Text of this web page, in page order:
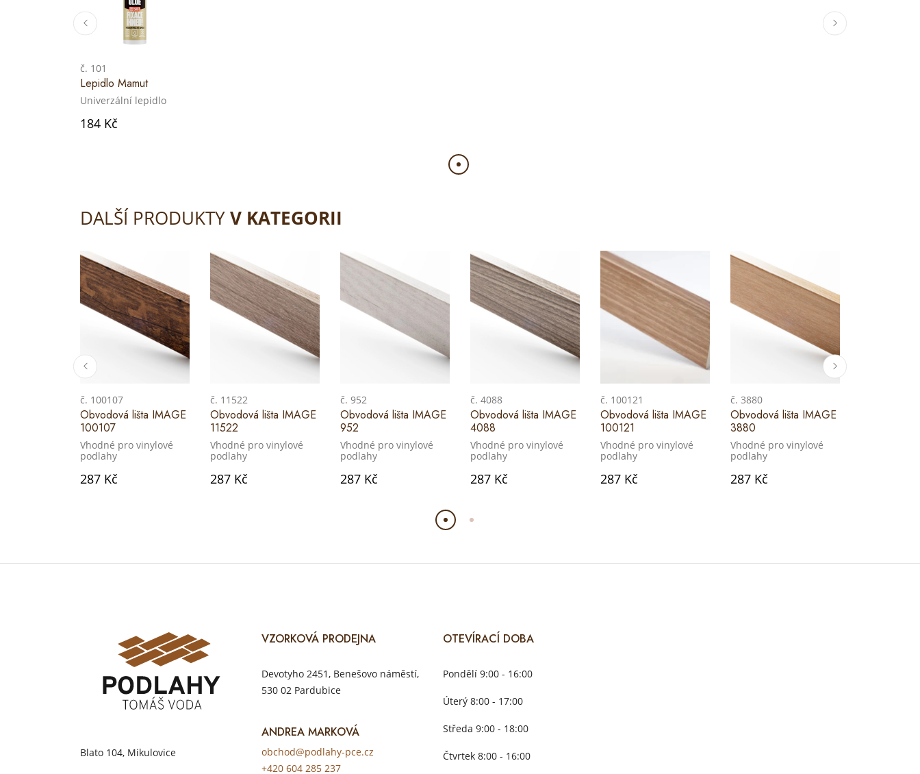
č. 101
Lepidlo Mamut
Univerzální lepidlo
184 Kč
DALŠÍ PRODUKTYV KATEGORII
č. 100107
Obvodová lišta IMAGE
100107
Vhodné pro vinylové
podlahy
287 Kč
č. 11522
Obvodová lišta IMAGE
11522
Vhodné pro vinylové
podlahy
287 Kč
č. 952
Obvodová lišta IMAGE
952
Vhodné pro vinylové
podlahy
287 Kč
č. 4088
Obvodová lišta IMAGE
4088
Vhodné pro vinylové
podlahy
287 Kč
č. 100121
Obvodová lišta IMAGE
100121
Vhodné pro vinylové
podlahy
287 Kč
č. 3880
Obvodová lišta IMAGE
3880
Vhodné pro vinylové
podlahy
287 Kč
Blato 104, Mikulovice
VZORKOVÁ PRODEJNA
Devotyho 2451, Benešovo náměstí,
530 02 Pardubice
ANDREA MARKOVÁ
obchod@podlahy-pce.cz
+420 604 285 237
OTEVÍRACÍ DOBA
Pondělí 9:00 - 16:00
Úterý 8:00 - 17:00
Středa 9:00 - 18:00
Čtvrtek 8:00 - 16:00